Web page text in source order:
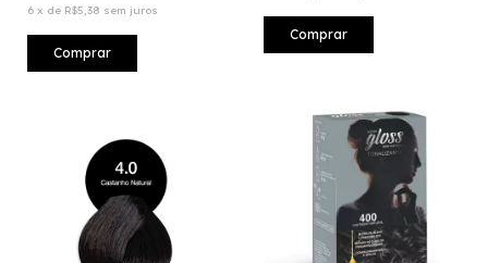
6 x de R$5,38 sem juros